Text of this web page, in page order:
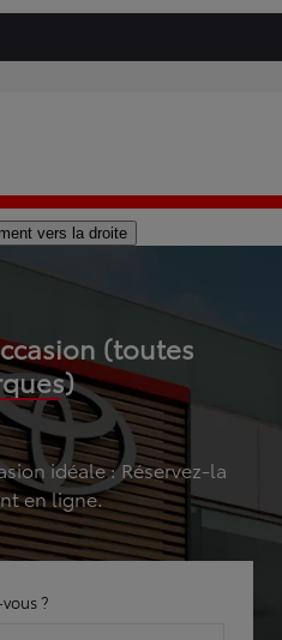
vers la droite
(toutes
idéale : Réservez-la
en ligne.
?